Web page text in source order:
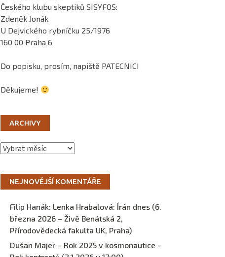
Českého klubu skeptiků SISYFOS:
Zdeněk Jonák
U Dejvického rybníčku 25/1976
160 00 Praha 6
Do popisku, prosím, napiště PATECNICI
Děkujeme!
ARCHIVY
Archivy
NEJNOVĚJŠÍ KOMENTÁŘE
Filip Hanák: Lenka Hrabalová: Írán dnes (6.
března 2026 – Živě Benátská 2,
Přírodovědecká fakulta UK, Praha)
Dušan Majer – Rok 2025 v kosmonautice –